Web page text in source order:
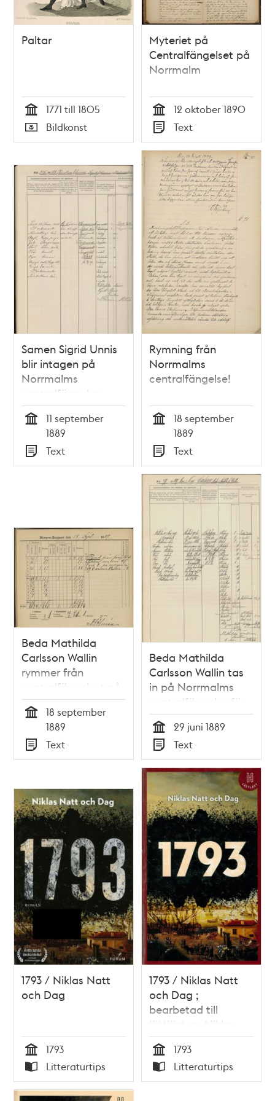
Paltar
Tid
1771 till 1805
Typ
Bildkonst
Myteriet på
Centralfängelset på
Norrmalm
Tid
12 oktober 1890
Typ
Text
Samen Sigrid Unnis
blir intagen på
Norrmalms
centralfängelse
11 september
1889
Typ
Text
Rymning från
Norrmalms
centralfängelse!
18 september
1889
Typ
Text
Beda Mathilda
Carlsson Wallin
rymmer från
centralfängelset på
Norrmalm
18 september
1889
Typ
Text
Beda Mathilda
Carlsson Wallin tas
in på Norrmalms
centralfängelse för
lösdriveri
Tid
29 juni 1889
Typ
Text
1793 / Niklas Natt
och Dag
Tid
1793
Typ
Litteraturtips
1793 / Niklas Natt
och Dag ;
bearbetad till
lättläst av Niklas
Darke
Tid
1793
Typ
Litteraturtips